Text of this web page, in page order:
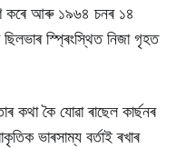
আৰু ১৯৬৪ চনৰ ১৪
ছিলভাৰ স্প্ৰিংস্থিত নিজা গৃহত
কৈ যোৱা ৰাছেল কাৰ্ছনৰ
ভাৰসাম্য বৰ্তাই ৰখাৰ